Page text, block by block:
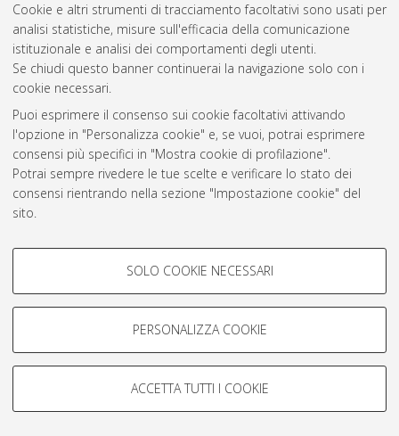
Cookie e altri strumenti di tracciamento facoltativi sono usati per
analisi statistiche, misure sull'efficacia della comunicazione
istituzionale e analisi dei comportamenti degli utenti.
Se chiudi questo banner continuerai la navigazione solo con i
cookie necessari.
Puoi esprimere il consenso sui cookie facoltativi attivando
l'opzione in "Personalizza cookie" e, se vuoi, potrai esprimere
consensi più specifici in "Mostra cookie di profilazione".
Potrai sempre rivedere le tue scelte e verificare lo stato dei
consensi rientrando nella sezione "Impostazione cookie" del
sito.
COOKIE DI PROFILAZIONE -
Si tratta di cookie utilizzati per analizzare le caratteristiche della
navigazione degli utenti, creare profili in base al loro comportamento
Mostra cookie di profilazione
COOKIE TECNICI - NECESSARI
SOLO COOKIE NECESSARI
PERSONALIZZA COOKIE
ACCETTA TUTTI I COOKIE
Atom
Rss 1.0
Rss 2.0
AMS Laurea
Servizio implementato e gestito da AlmaDL
Impostazioni Cookie
© ALMA MATER STUDIORUM - Università di Bologna, 2007-2026.